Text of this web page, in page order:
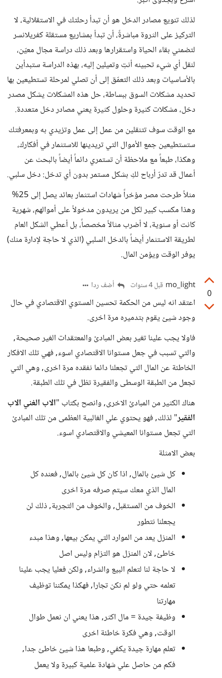
لذلك تنويع مصادر الدخل هو أن تبدأ رحلتك في الاستقلالية، لا
التركيز على الثروة مباشرةً، أن تبدأ بمشاريع مستقلة كفريلانسر
لتضمني بقاء الحياة واستقرارها وبعد ذلك دراسة مجال معيّن،
لنقل أي شيء تحبينه أنتِ وتميلين إليه، بهذه الدراسة ستبدأين
بالأساسيات وبعد ذلك التعمّق إلى أن تصلي لمرحلة تستطيعين بها
تحديد مشكلات السوق ببساطة، حل هذه المشكلات يشكل مصدر
دخل، مشكلات كثيرة وحلول كثيرة يعني مصادر دخل متعددة.
مع الوقت سوف تتنقلين من عمل إلى عمل وتزيدي به وبمعرفتك
ستستطيعين جمع الأموال التي تريدينها للاستثمار في أفكارك،
وهكذا، طبعاً مع ملاحظة أن تستمري دائماً أيضاً بالبحث عن
أعمال قد تدرّ أرباح لكِ بشكل مستمر بدون أي تدخل: دخل سلبي.
مثلاً طرحت مصر مؤخراً شهادات استثمار بعائد يصل إلى 25%
وهذا مكسب كبير لكل من يريدون مدخولاً على أموالهم، شهرية
كانت أو سنوية، لا أضرب مثالاً مخصصاً، بل أعطي الشكل العام
لطريقة الاستثمار أيضاً بالدخل السلبي (الذي لا حاجة لإدارة منك)
يوفر الوقت ويؤمن المال.
0
mo_light قبل 4 سنوات أضف ردا
اعتقد انه ليس من الحكمة تحسين المستوي الاقتصادي في حال
وجود شيئ يقوم بتدميره مرة اخرى.
فاولا يجب علينا تغير بعض المبادئ والمعتقدات الغير صحيحة,
والتي تسبب في جعل مستوانا الاقتصادي اسوء, فهي تلك الافكار
الخاطئة عن المال التي تجعلنا دائما نفقده مرة اخرى, وهي التي
تجعل من الطبقة الوسطى والفقيرة تظل في تلك الطبقة.
هناك الكثير من المبادئ الاخرى, وانصح بكتاب "الاب الغني الاب
الفقير" لذلك, فهو يحتوي علي الغالبية العظمى من تلك المبادئ
التي تجعل مستوانا المعيشي والاقتصادي اسوء.
بعض الامثلة
كل شيئ بالمال, اذا كان كل شيئ بالمال, فعنده كل
المال الذي معك سيتم صرفه مرة اخرى
الخوف من المستقبل, والخوف من التجربة, ذلك لن
يجعلنا نتطور
المنزل يعد من الموارد التي يمكن بيعها, وهذا مبدء
خاطئ, لان المنزل هو التزام وليس اصل
لا حاجة لنا لتعلم البيع والشراء, ولكن فعليا يجب علينا
تعلمه حتي ولو لم نكن تجارا, فهكذا يمكننا توظيف
مهارتنا
وظيفة جيدة = مال اكثر, هذا يعني ان نعمل طوال
الوقت, وهي فكرة خاطئة اخرى
تعلم مهارة جيدة يكفي, وطبعا هذا شيئ خاطئ جدا,
فكم من حاصل علي شهادة علمية كبيرة ولا يعمل